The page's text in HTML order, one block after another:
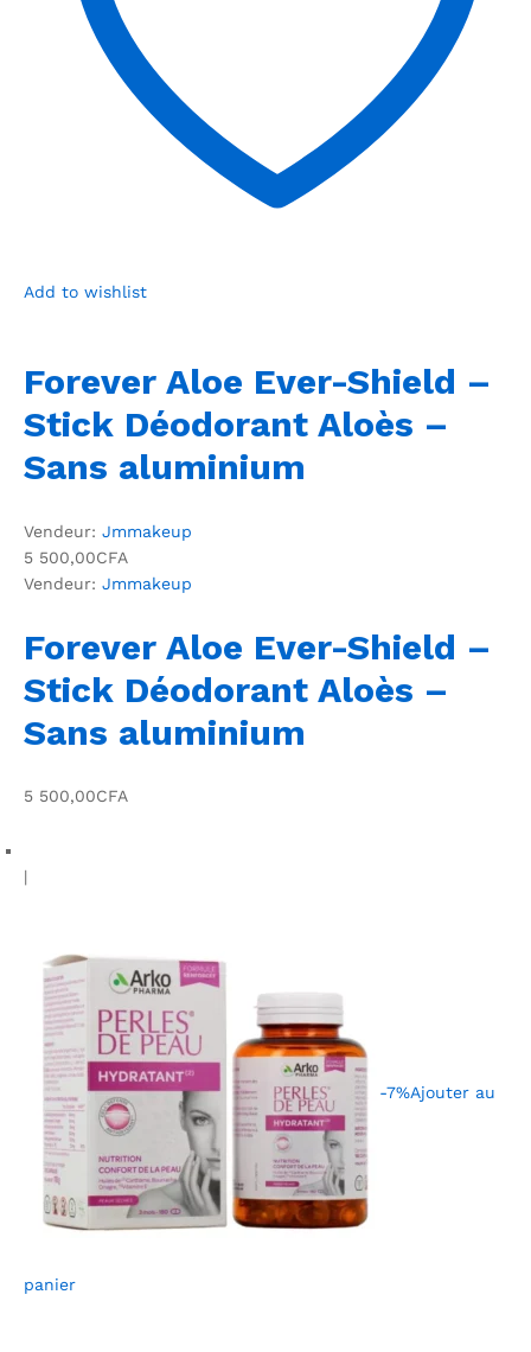
Add to wishlist
Forever Aloe Ever-Shield –
Stick Déodorant Aloès –
Sans aluminium
Vendeur: Jmmakeup
5 500,00CFA
Vendeur: Jmmakeup
Forever Aloe Ever-Shield –
Stick Déodorant Aloès –
Sans aluminium
5 500,00CFA
|
-7%Ajouter au
panier